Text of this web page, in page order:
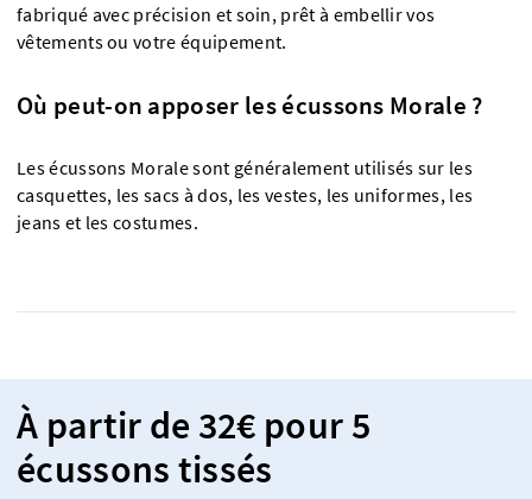
fabriqué avec précision et soin, prêt à embellir vos
vêtements ou votre équipement.
Où peut-on apposer les écussons Morale ?
Les écussons Morale sont généralement utilisés sur les
casquettes, les sacs à dos, les vestes, les uniformes, les
jeans et les costumes.
À partir de 32€ pour 5
écussons tissés